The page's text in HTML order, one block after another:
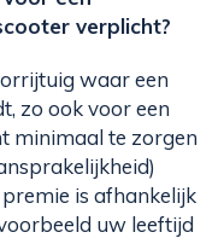
verplicht?
waar een
zo ook voor een
minimaal te zorgen
is afhankelijk
uw leeftijd